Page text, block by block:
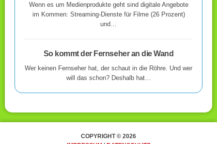
Wenn es um Medienprodukte geht sind digitale Angebote
im Kommen: Streaming-Dienste für Filme (26 Prozent)
und…
So kommt der Fernseher an die Wand
Wer keinen Fernseher hat, der schaut in die Röhre. Und wer
will das schon? Deshalb hat…
COPYRIGHT © 2026